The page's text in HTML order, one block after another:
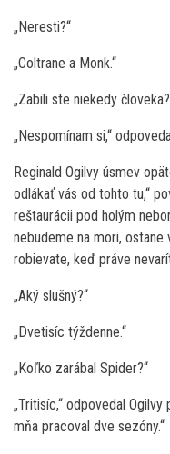
„Neresti?“
„Coltrane a Monk.“
„Zabili ste niekedy
„Nespomínam si,“
Reginald Ogilvy úsmev
odlákať vás od tohto tu,“
reštaurácii pod holým
nebudeme na mori,
robievate, keď práve
„Aký slušný?“
„Dvetisíc týždenne.“
„Koľko zarábal Spider?“
„Tritisíc,“ odpovedal
mňa pracoval dve sezóny.“